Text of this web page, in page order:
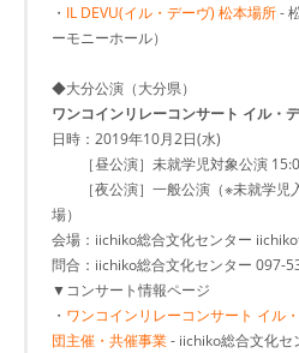
・ IL DEVU(イル・デーヴ) 松本場所-
ーモニーホール）
◆大分公演（大分県）
ワンコインリレーコンサート イル・
日時：2019年10月2日(水)
［昼公演］未就学児対象公演
［夜公演］一般公演（※未就学児
場）
会場：iichiko総合文化センター
問合：iichiko総合文化センター 097-
▼コンサート情報ページ
・ ワンコインリレーコンサート イル
団主催・共催事業- iichiko総合文化セ